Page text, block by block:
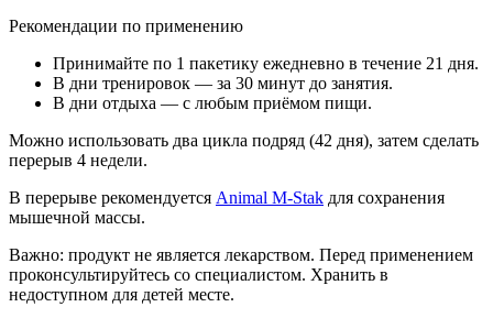
Рекомендации по применению
Принимайте по 1 пакетику ежедневно в течение 21 дня.
В дни тренировок — за 30 минут до занятия.
В дни отдыха — с любым приёмом пищи.
Можно использовать два цикла подряд (42 дня), затем сделать
перерыв 4 недели.
В перерыве рекомендуется Animal M-Stak для сохранения
мышечной массы.
Важно: продукт не является лекарством. Перед применением
проконсультируйтесь со специалистом. Хранить в
недоступном для детей месте.